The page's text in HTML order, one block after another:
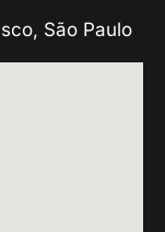
São Paulo